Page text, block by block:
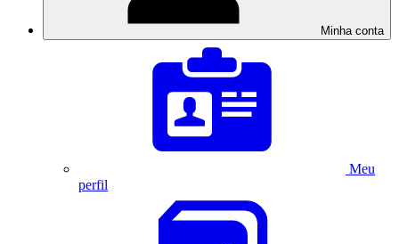
Minha conta
Meu
perfil